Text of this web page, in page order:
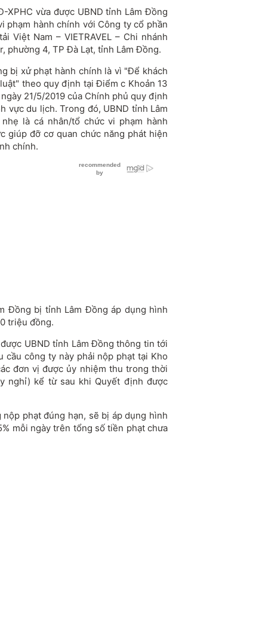
XPHC vừa được UBND tỉnh Lâm Đồng
phạm hành chính với Công ty cổ phần
Việt Nam – VIETRAVEL – Chi nhánh
phường 4, TP Đà Lạt, tỉnh Lâm Đồng.
bị xử phạt hành chính là vì "Để khách
theo quy định tại Điểm c Khoản 13
21/5/2019 của Chính phủ quy định
vực du lịch. Trong đó, UBND tỉnh Lâm
là cá nhân/tổ chức vi phạm hành
giúp đỡ cơ quan chức năng phát hiện
chính.
Đồng bị tỉnh Lâm Đồng áp dụng hình
triệu đồng.
UBND tỉnh Lâm Đồng thông tin tới
cầu công ty này phải nộp phạt tại Kho
đơn vị được ủy nhiệm thu trong thời
nghỉ) kể từ sau khi Quyết định được
phạt đúng hạn, sẽ bị áp dụng hình
mỗi ngày trên tổng số tiền phạt chưa